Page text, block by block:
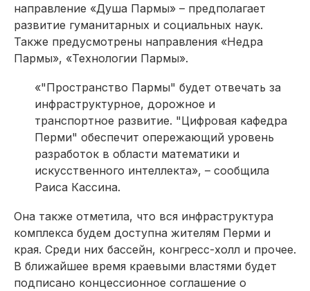
направление «Душа Пармы» – предполагает
развитие гуманитарных и социальных наук.
Также предусмотрены направления «Недра
Пармы», «Технологии Пармы».
«"Пространство Пармы" будет отвечать за
инфраструктурное, дорожное и
транспортное развитие. "Цифровая кафедра
Перми" обеспечит опережающий уровень
разработок в области математики и
искусственного интеллекта», – сообщила
Раиса Кассина.
Она также отметила, что вся инфраструктура
комплекса будем доступна жителям Перми и
края. Среди них бассейн, конгресс-холл и прочее.
В ближайшее время краевыми властями будет
подписано концессионное соглашение о